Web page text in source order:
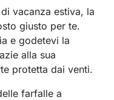
vacanza estiva, la
giusto per te.
e godetevi la
alla sua
protetta dai venti.
farfalle a